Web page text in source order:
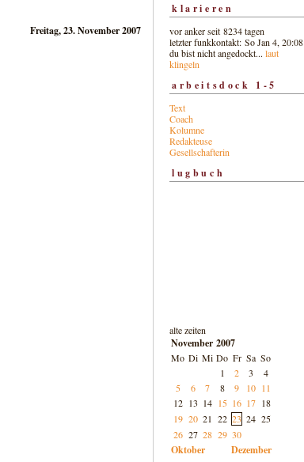
Freitag, 23. November 2007
klarieren
vor anker seit 8234 tagen
letzter funkkontakt: So Jan 4, 20:08
du bist nicht angedockt... laut
klingeln
arbeitsdock 1-5
Text
Coach
Kolumne
Redakteuse
Gesellschafterin
lugbuch
alte zeiten
November 2007
Mo Di Mi Do Fr Sa So
1
2 3
4
5
6 7 8 9 10 11
12 13 14 15 16 17 18
19 20 21 22 23 24 25
26 27 28 29 30
Oktober
Dezember